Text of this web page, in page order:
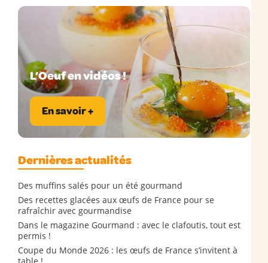
L’Oeuf en vidéos !
En savoir +
Dernières actualités
Des muffins salés pour un été gourmand
Des recettes glacées aux œufs de France pour se
rafraîchir avec gourmandise
Dans le magazine Gourmand : avec le clafoutis, tout est
permis !
Coupe du Monde 2026 : les œufs de France s’invitent à